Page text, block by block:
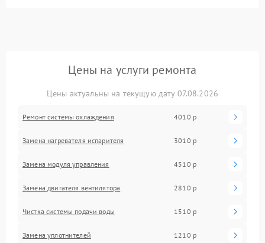
Цены на услуги ремонта
Цены актуальны на текущую дату 07.08.2026
Ремонт системы охлаждения 4010 р
Замена нагревателя испарителя 3010 р
Замена модуля управления 4510 р
Замена двигателя вентилятора 2810 р
Чистка системы подачи воды 1510 р
Замена уплотнителей 1210 р